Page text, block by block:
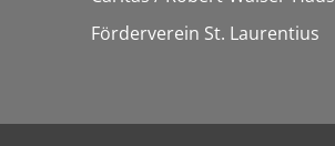
Förderverein St. Laurentius